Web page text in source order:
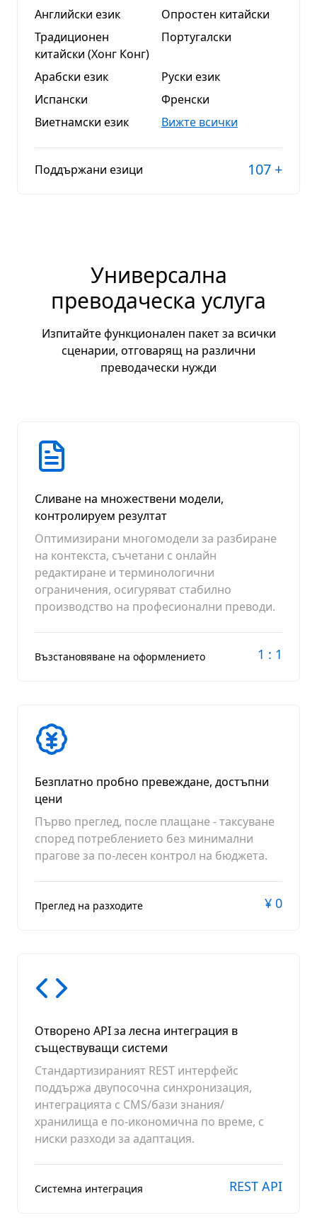
Английски език
Опростен китайски
Традиционен
китайски (Хонг Конг)
Португалски
Арабски език
Руски език
Испански
Френски
Виетнамски език
Вижте всички
Поддържани езици 107 +
Универсална
преводаческа услуга
Изпитайте функционален пакет за всички
сценарии, отговарящ на различни
преводачески нужди
Сливане на множествени модели,
контролируем резултат
Оптимизирани многомодели за разбиране
на контекста, съчетани с онлайн
редактиране и терминологични
ограничения, осигуряват стабилно
производство на професионални преводи.
Възстановяване на оформлението 1 : 1
Безплатно пробно превеждане, достъпни
цени
Първо преглед, после плащане - таксуване
според потреблението без минимални
прагове за по-лесен контрол на бюджета.
Преглед на разходите ¥ 0
Отворено API за лесна интеграция в
съществуващи системи
Стандартизираният REST интерфейс
поддържа двупосочна синхронизация,
интеграцията с CMS/бази знания/
хранилища е по-икономична по време, с
ниски разходи за адаптация.
Системна интеграция REST API